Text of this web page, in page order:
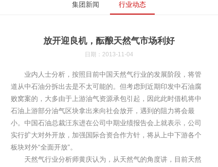
集团新闻 行业动态
放开迎良机，酝酿天然气市场利好
日期：2013-11-04
业内人士分析，按照目前中国天然气行业的发展阶段，将管
道从中石油分拆出去是不太可能的。但考虑到近期印发中石油腐
败窝案的，大多由于上游油气资源承包引起，因此此时借机将中
石油上游部分油气区块拿出来向社会放开，遇到的阻力将会最
小。中国石油总裁汪东进在公司中期业绩报告会上就表示，公司
实行扩大对外开放，加强国际合资合作方针，将从上中下游各个
板块对外“全面开放”。
天然气行业分析师黄庆认为，从天然气的角度讲，目前天然